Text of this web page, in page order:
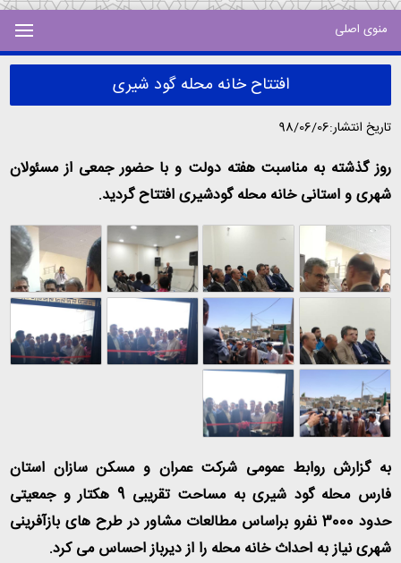
منوی اصلی
افتتاح خانه محله گود شیری
تاریخ انتشار:98/06/06
روز گذشته به مناسبت هفته دولت و با حضور جمعی از مسئولان
شهری و استانی خانه محله گودشیری افتتاح گردید.
به گزارش روابط عمومی شرکت عمران و مسکن سازان استان
فارس محله گود شیری به مساحت تقریبی 9 هکتار و جمعیتی
حدود 3000 نفرو براساس مطالعات مشاور در طرح های بازآفرینی
شهری نیاز به احداث خانه محله را از دیرباز احساس می کرد.